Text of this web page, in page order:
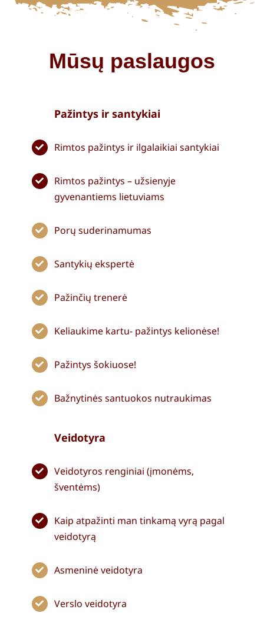
Mūsų paslaugos
Pažintys ir santykiai
Rimtos pažintys ir ilgalaikiai santykiai
Rimtos pažintys – užsienyje
gyvenantiems lietuviams
Porų suderinamumas
Santykių ekspertė
Pažinčių trenerė
Keliaukime kartu- pažintys kelionėse!
Pažintys šokiuose!
Bažnytinės santuokos nutraukimas
Veidotyra
Veidotyros renginiai (įmonėms,
šventėms)
Kaip atpažinti man tinkamą vyrą pagal
veidotyrą
Asmeninė veidotyra
Verslo veidotyra